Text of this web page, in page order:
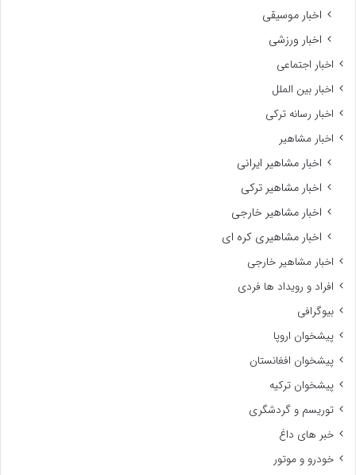
اخبار موسیقی
اخبار ورزشی
اخبار اجتماعی
اخبار بین الملل
اخبار رسانه ترکی
اخبار مشاهیر
اخبار مشاهیر ایرانی
اخبار مشاهیر ترکی
اخبار مشاهیر خارجی
اخبار مشاهیری کره ای
اخبار مشاهیر خارجی
افراد و رویداد ها فردی
بیوگرافی
پیشخوان اروپا
پیشخوان افغانستان
پیشخوان ترکیه
توریسم و گردشگری
خبر های داغ
خودرو و موتور